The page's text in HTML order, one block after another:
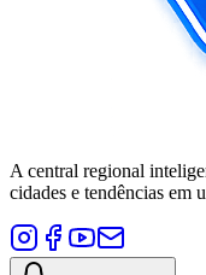
A central regional
cidades e tendências em